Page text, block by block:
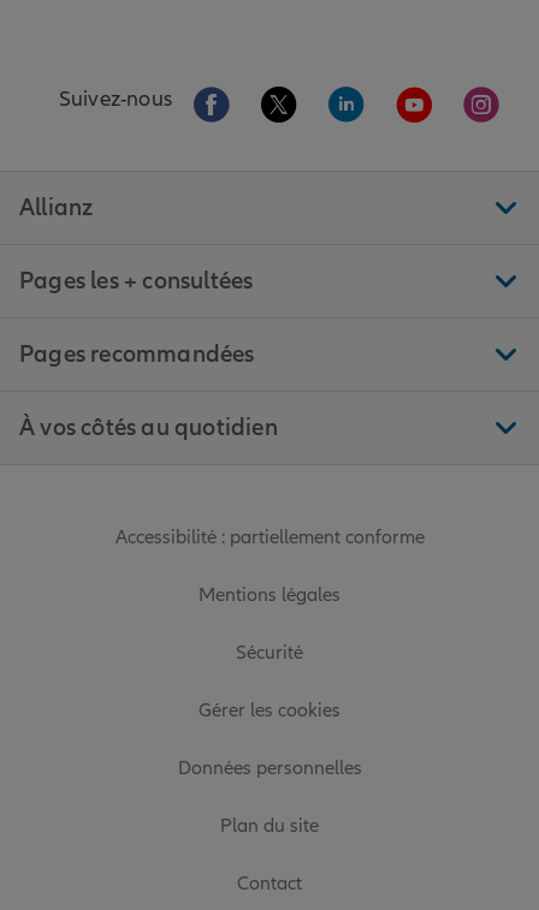
Suivez-nous Aller sur la page Facebook de Allianz
Aller sur la page Twitter de
Aller sur la page
Aller sur la
Aller
Allianz
Pages les + consultées
Pages recommandées
À vos côtés au quotidien
Accessibilité : partiellement conforme
Mentions légales
Sécurité
Gérer les cookies
Données personnelles
Plan du site
Contact